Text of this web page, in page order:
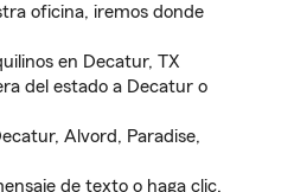
oficina, iremos donde
en Decatur, TX
del estado a Decatur o
Alvord, Paradise,
de texto o haga clic.